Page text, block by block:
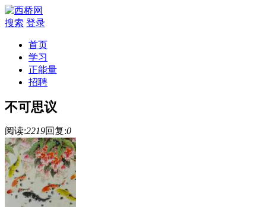
搜索 登录
首页
学习
正能量
招聘
不可思议
阅读:2219回复:0